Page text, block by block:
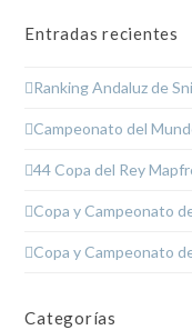
Entradas recientes
Ranking Andaluz de
Campeonato del
44 Copa del Rey
Copa y Campeonato
Copa y Campeonato
Categorías